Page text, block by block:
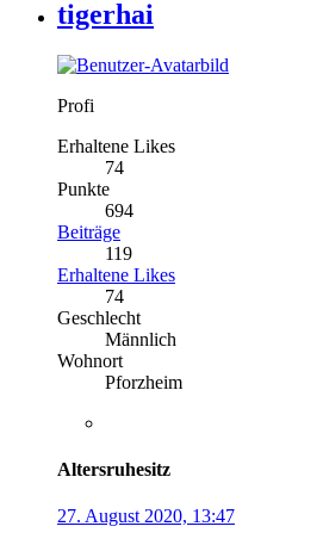
tigerhai
Profi
Erhaltene Likes
74
Punkte
694
Beiträge
119
Erhaltene Likes
74
Geschlecht
Männlich
Wohnort
Pforzheim
Altersruhesitz
27. August 2020, 13:47